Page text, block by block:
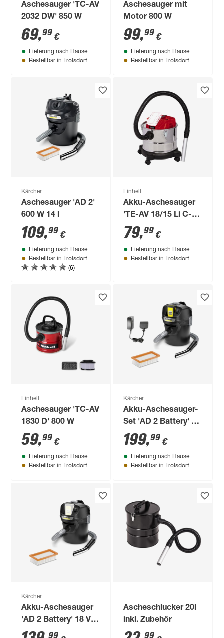
Aschesauger 'TC-AV
2032 DW' 850 W
69,99 €
Lieferung nach Hause
Bestellbar in Troisdorf
Aschesauger mit
Motor 800 W
99,99 €
Lieferung nach Hause
Bestellbar in Troisdorf
Kärcher
Aschesauger 'AD 2'
600 W 14 l
109,99 €
Lieferung nach Hause
Bestellbar in Troisdorf
(6)
Einhell
Akku-Aschesauger
'TE-AV 18/15 Li C-
Solo' 15 l
79,99 €
Lieferung nach Hause
Bestellbar in Troisdorf
Einhell
Aschesauger 'TC-AV
1830 D' 800 W
59,99 €
Lieferung nach Hause
Bestellbar in Troisdorf
Kärcher
Akku-Aschesauger-
Set 'AD 2 Battery' 18
V inklusive Akku und
Ladegerät
199,99 €
Lieferung nach Hause
Bestellbar in Troisdorf
Kärcher
Akku-Aschesauger
'AD 2 Battery' 18 V
ohne Akku und
99
Ascheschlucker 20l
inkl. Zubehör
99